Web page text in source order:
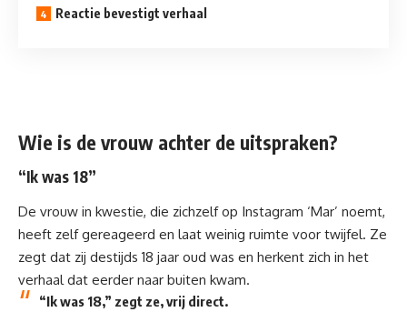
Reactie bevestigt verhaal
Wie is de vrouw achter de uitspraken?
“Ik was 18”
De vrouw in kwestie, die zichzelf op Instagram ‘Mar’ noemt,
heeft zelf gereageerd en laat weinig ruimte voor twijfel. Ze
zegt dat zij destijds 18 jaar oud was en herkent zich in het
verhaal dat eerder naar buiten kwam.
“Ik was 18,” zegt ze, vrij direct.